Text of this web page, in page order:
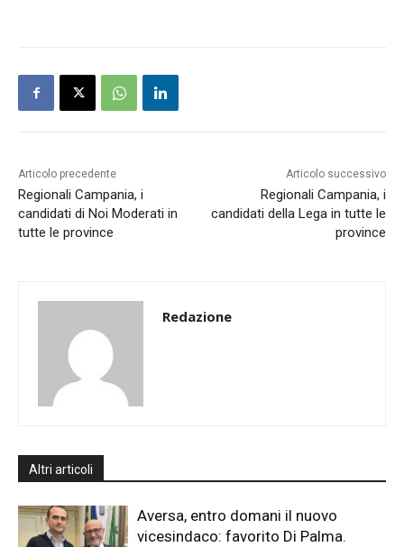
Articolo precedente
Regionali Campania, i
candidati di Noi Moderati in
tutte le province
Articolo successivo
Regionali Campania, i
candidati della Lega in tutte le
province
Redazione
Altri articoli
Aversa, entro domani il nuovo
vicesindaco: favorito Di Palma.